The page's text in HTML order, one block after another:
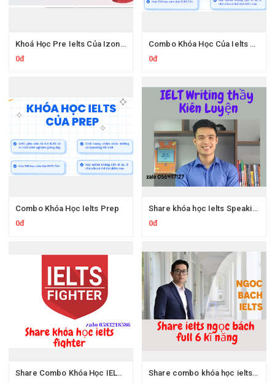
Khoá Học Pre Ielts Của Izone Edu
0đ
Combo Khóa Học Của Ielts Prep
0đ
Combo Khóa Học Ielts Prep
0đ
Share khóa học Ielts Speaking Online thầy Kiên Luyện
0đ
Share Combo Khóa Học IELTS FIGHTER TARGET 6.5 Share combo khóa học ielts ngọc bách online 4 kĩ năng + file tài liệu, sách ielts ngọc bách